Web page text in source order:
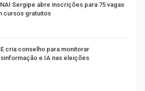
Sergipe abre inscrições para 75 vagas
cursos gratuitos
cria conselho para monitorar
e IA nas eleições